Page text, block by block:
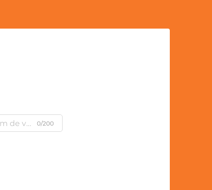
0/200